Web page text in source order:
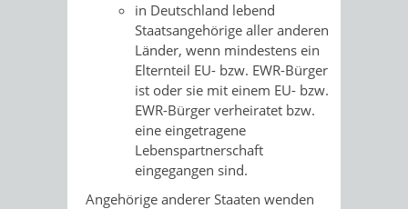
in Deutschland lebend
Staatsangehörige aller anderen
Länder, wenn mindestens ein
Elternteil EU- bzw. EWR-Bürger
ist oder sie mit einem EU- bzw.
EWR-Bürger verheiratet bzw.
eine eingetragene
Lebenspartnerschaft
eingegangen sind.
Angehörige anderer Staaten wenden